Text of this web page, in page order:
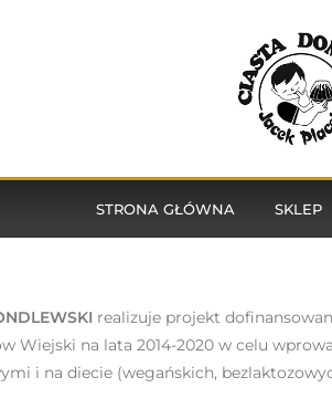
STRONA GŁÓWNA SKLEP
realizuje projekt
Wiejski na lata 2014-2020 w celu
i na diecie (wegańskich,